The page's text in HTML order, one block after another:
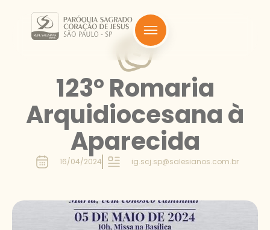
123° Romaria
Arquidiocesana à
Aparecida
16/04/2024 ig.scj.sp@salesianos.com.br